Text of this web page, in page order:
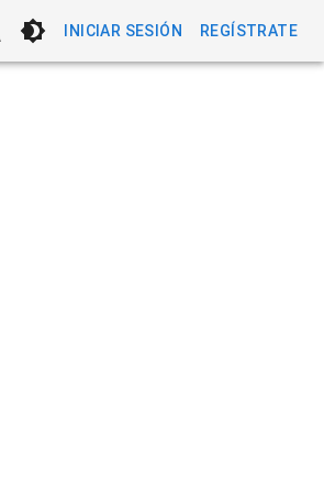
INICIAR SESIÓN REGÍSTRATE